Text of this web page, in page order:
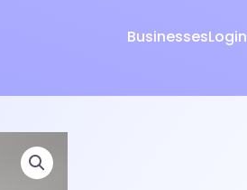
BusinessesLogin